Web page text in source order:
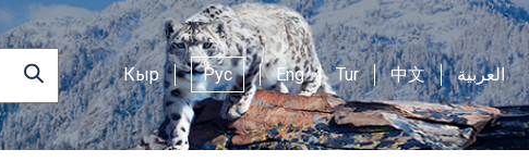
Кыр Рус Eng Tur 中文 العربية